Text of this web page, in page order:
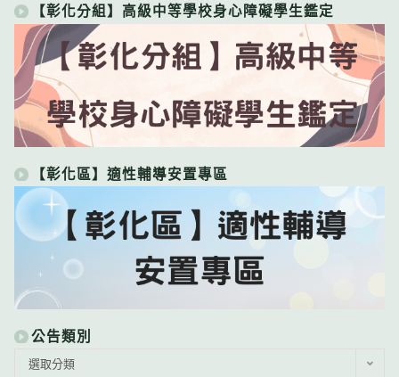
【彰化分組】高級中等學校身心障礙學生鑑定
【彰化區】適性輔導安置專區
公告類別
選取分類